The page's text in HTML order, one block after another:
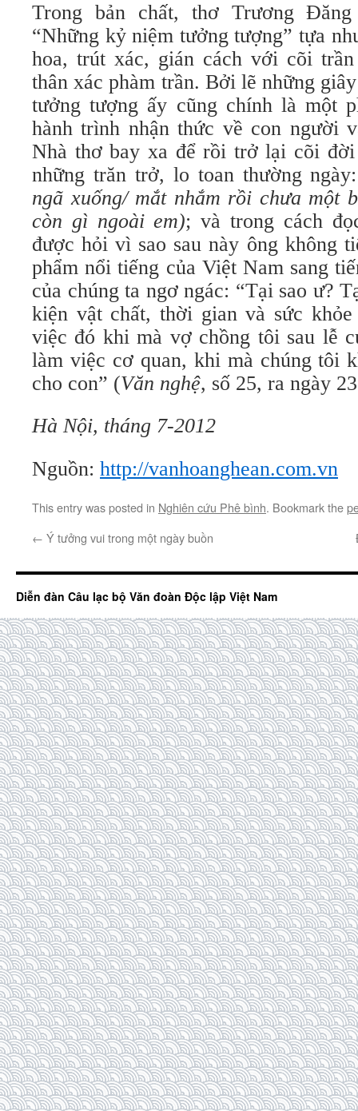
Trong bản chất, thơ Trương
“Những kỷ niệm tưởng tượng” tựa
hoa, trút xác, gián cách với cõi
thân xác phàm trần. Bởi lẽ những
tưởng tượng ấy cũng chính là một
hành trình nhận thức về con người
Nhà thơ bay xa để rồi trở lại cõi
những trăn trở, lo toan thường
ngã xuống/ mắt nhắm rồi chưa một
còn gì ngoài em); và trong cách
được hỏi vì sao sau này ông không
phẩm nổi tiếng của Việt Nam sang
của chúng ta ngơ ngác: “Tại sao ư?
kiện vật chất, thời gian và sức
việc đó khi mà vợ chồng tôi sau lễ
làm việc cơ quan, khi mà chúng tôi
cho con” (Văn nghệ, số 25, ra ngày
Hà Nội, tháng 7-2012
Nguồn: http://vanhoanghean.com.vn
This entry was posted in Nghiên cứu Phê bình. Bookmark the
← Ý tưởng vui trong một ngày buồn
Diễn đàn Câu lạc bộ Văn đoàn Độc lập Việt Nam